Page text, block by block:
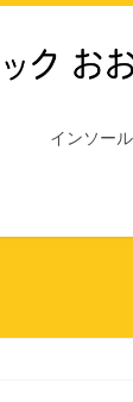
インソー